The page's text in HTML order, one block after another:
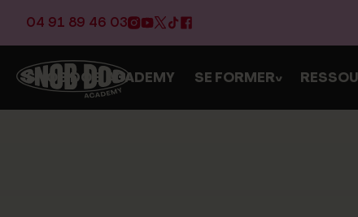
04 91 89 46 03
SNOB DOG ACADEMY SE FORMER>